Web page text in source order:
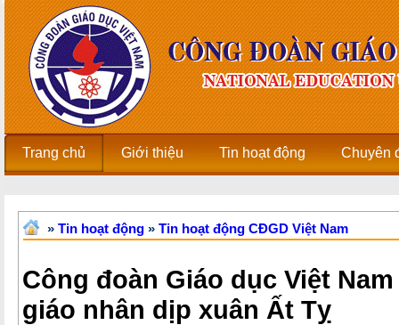
Trang chủ Giới thiệu Tin hoạt động Chuyên
» Tin hoạt động » Tin hoạt động CĐGD Việt Nam
Công đoàn Giáo dục Việt
giáo nhân dịp xuân Ất Tỵ